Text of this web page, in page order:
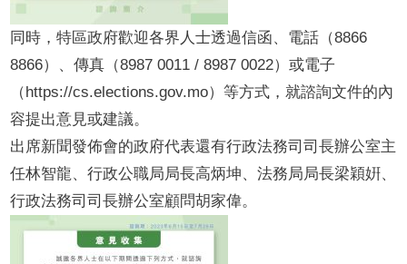
同時，特區政府歡迎各界人士透過信函、電話（8866
8866）、傳真（8987 0011 / 8987 0022）或電子
（https://cs.elections.gov.mo）等方式，就諮詢文件的內
容提出意見或建議。
出席新聞發佈會的政府代表還有行政法務司司長辦公室主
任林智龍、行政公職局局長高炳坤、法務局局長梁穎姸、
行政法務司司長辦公室顧問胡家偉。